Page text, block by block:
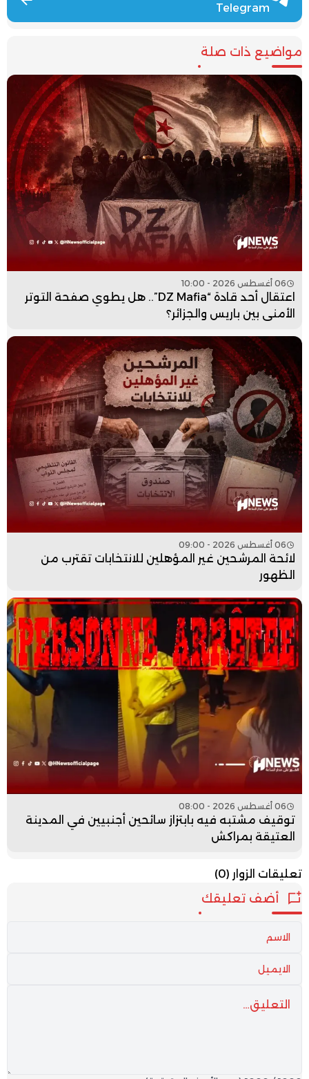
Telegram
مواضيع ذات صلة
06 أغسطس 2026 - 10:00
اعتقال أحد قادة “DZ Mafia”.. هل يطوي صفحة التوتر
الأمني بين باريس والجزائر؟
06 أغسطس 2026 - 09:00
لائحة المرشحين غير المؤهلين للانتخابات تقترب من
الظهور
06 أغسطس 2026 - 08:00
توقيف مشتبه فيه بابتزاز سائحين أجنبيين في المدينة
العتيقة بمراكش
تعليقات الزوار (0)
أضف تعليقك